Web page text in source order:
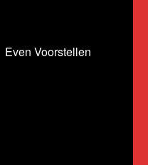
Even Voorstellen